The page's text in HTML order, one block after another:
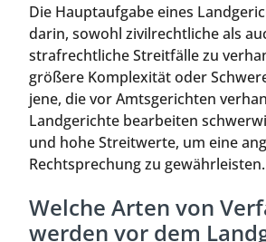
Die Hauptaufgabe eines
darin, sowohl zivilrechtliche als
strafrechtliche Streitfälle zu
größere Komplexität oder
jene, die vor Amtsgerichten
Landgerichte bearbeiten
und hohe Streitwerte, um eine
Rechtsprechung zu gewährleisten.
Welche Arten von
werden vor dem